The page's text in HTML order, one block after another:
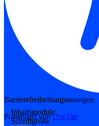
Barrierefreiheitsanpassungen
Präsentiert vonOneTap
Inhaltsmodule
Schriftgröße